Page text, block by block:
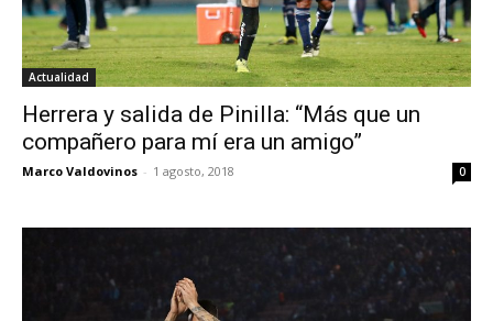
Actualidad
Herrera y salida de Pinilla: “Más que un
compañero para mí era un amigo”
Marco Valdovinos - 1 agosto, 2018 0